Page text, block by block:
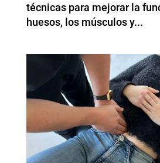
técnicas para mejorar la
huesos, los músculos y...